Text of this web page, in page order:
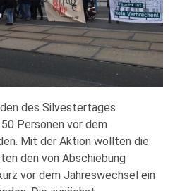
des Silvestertages
Personen vor dem
Mit der Aktion wollten die
den von Abschiebung
vor dem Jahreswechsel ein